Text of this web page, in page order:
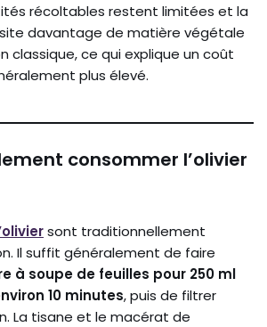
récoltables restent limitées et la
davantage de matière végétale
classique, ce qui explique un coût
plus élevé.
consommer l’olivier
sont traditionnellement
Il suffit généralement de faire
à soupe de feuilles pour 250 ml
10 minutes, puis de filtrer
La tisane et le macérat de